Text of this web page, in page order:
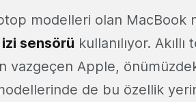
modelleri olan MacBook
sensörü kullanılıyor.
Apple, önümüzdeki
de bu özellik